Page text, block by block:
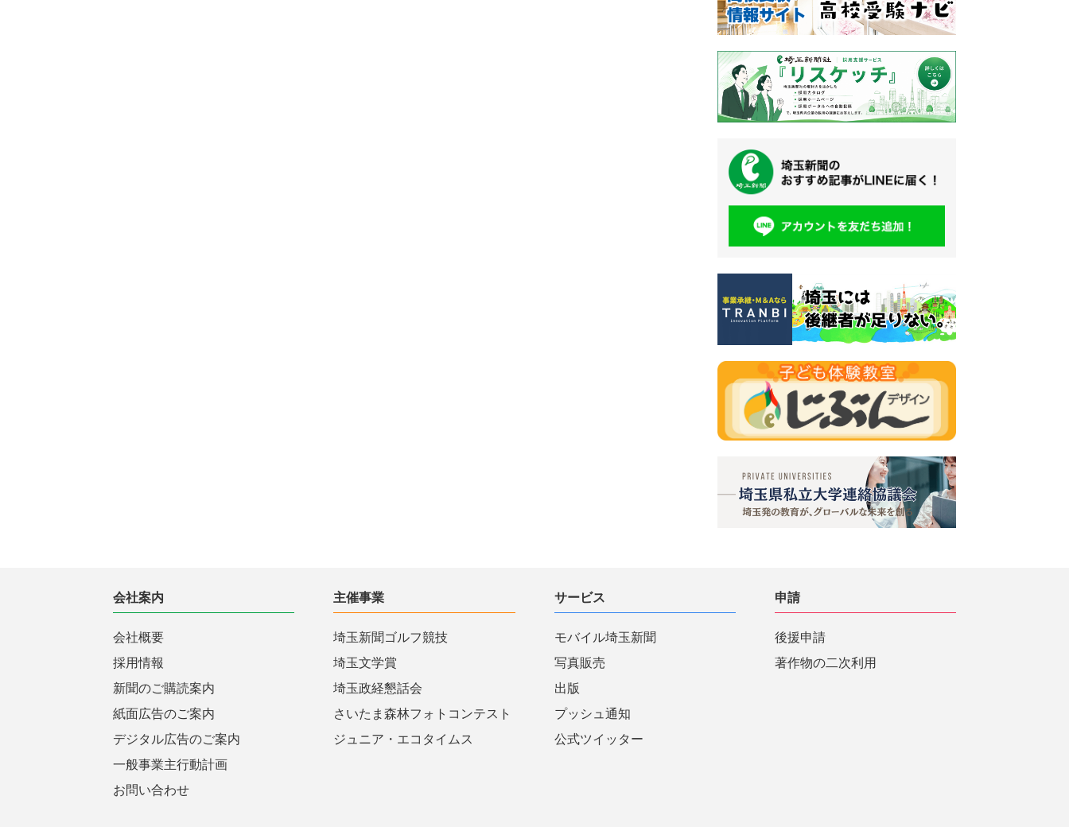
会社案内
会社概要
採用情報
新聞のご購読案内
紙面広告のご案内
デジタル広告のご案内
一般事業主行動計画
お問い合わせ
主催事業
埼玉新聞ゴルフ競技
埼玉文学賞
埼玉政経懇話会
さいたま森林フォトコンテスト
ジュニア・エコタイムス
サービス
モバイル埼玉新聞
写真販売
出版
プッシュ通知
公式ツイッター
申請
後援申請
著作物の二次利用